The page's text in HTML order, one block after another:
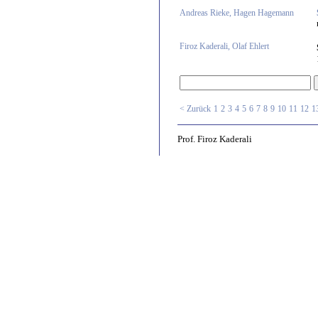
Andreas Rieke, Hagen Hagemann
Firoz Kaderali, Olaf Ehlert
< Zurück 1 2 3 4 5 6 7 8 9 10 11 12
Prof. Firoz Kaderali